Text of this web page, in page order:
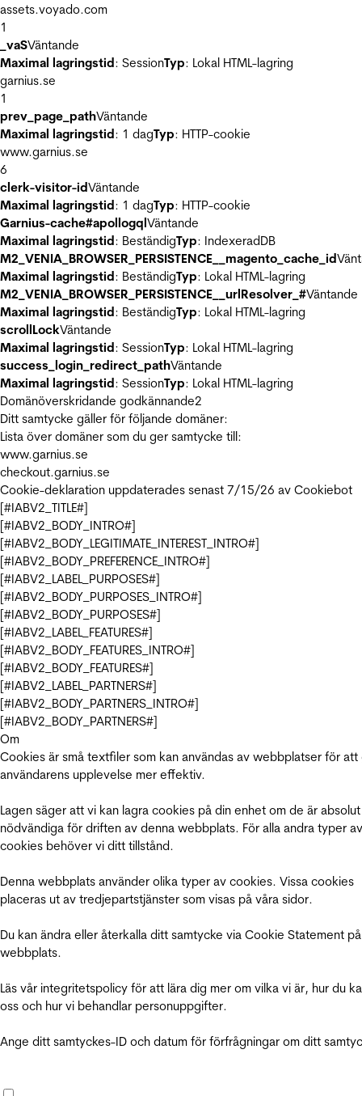
assets.voyado.com
1
_vaSVäntande
Maximal lagringstid: SessionTyp: Lokal HTML-lagring
garnius.se
1
prev_page_pathVäntande
Maximal lagringstid: 1 dagTyp: HTTP-cookie
www.garnius.se
6
clerk-visitor-idVäntande
Maximal lagringstid: 1 dagTyp: HTTP-cookie
Garnius-cache#apollogqlVäntande
Maximal lagringstid: BeständigTyp: IndexeradDB
M2_VENIA_BROWSER_PERSISTENCE__magento_cache_id
Maximal lagringstid: BeständigTyp: Lokal HTML-lagring
M2_VENIA_BROWSER_PERSISTENCE__urlResolver_#Väntande
Maximal lagringstid: BeständigTyp: Lokal HTML-lagring
scrollLockVäntande
Maximal lagringstid: SessionTyp: Lokal HTML-lagring
success_login_redirect_pathVäntande
Maximal lagringstid: SessionTyp: Lokal HTML-lagring
Domänöverskridande godkännande2
Ditt samtycke gäller för följande domäner:
Lista över domäner som du ger samtycke till:
www.garnius.se
checkout.garnius.se
Cookie-deklaration uppdaterades senast 7/15/26 av Cookiebot
[#IABV2_TITLE#]
[#IABV2_BODY_INTRO#]
[#IABV2_BODY_LEGITIMATE_INTEREST_INTRO#]
[#IABV2_BODY_PREFERENCE_INTRO#]
[#IABV2_LABEL_PURPOSES#]
[#IABV2_BODY_PURPOSES_INTRO#]
[#IABV2_BODY_PURPOSES#]
[#IABV2_LABEL_FEATURES#]
[#IABV2_BODY_FEATURES_INTRO#]
[#IABV2_BODY_FEATURES#]
[#IABV2_LABEL_PARTNERS#]
[#IABV2_BODY_PARTNERS_INTRO#]
[#IABV2_BODY_PARTNERS#]
Om
Cookies är små textfiler som kan användas av webbplatser för att
användarens upplevelse mer effektiv.
Lagen säger att vi kan lagra cookies på din enhet om de är absolut
nödvändiga för driften av denna webbplats. För alla andra typer av
cookies behöver vi ditt tillstånd.
Denna webbplats använder olika typer av cookies. Vissa cookies
placeras ut av tredjepartstjänster som visas på våra sidor.
Du kan ändra eller återkalla ditt samtycke via Cookie Statement
webbplats.
Läs vår integritetspolicy för att lära dig mer om vilka vi är, hur du
oss och hur vi behandlar personuppgifter.
Ange ditt samtyckes-ID och datum för förfrågningar om ditt